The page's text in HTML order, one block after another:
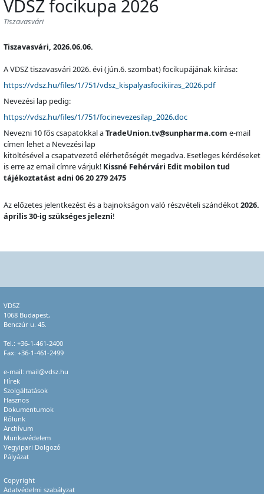
VDSZ focikupa 2026
Tiszavasvári
Tiszavasvári, 2026.06.06.
A VDSZ tiszavasvári 2026. évi (jún.6. szombat) focikupájának kiírása:
https://vdsz.hu/files/1/751/vdsz_kispalyasfocikiiras_2026.pdf
Nevezési lap pedig:
https://vdsz.hu/files/1/751/focinevezesilap_2026.doc
Nevezni 10 fős csapatokkal aTradeUnion.tv@sunpharma.com e-mail
címen lehet a Nevezési lap
kitöltésével a csapatvezető elérhetőségét megadva. Esetleges kérdéseket
is erre az email címre várjuk! Kissné Fehérvári Edit mobilon tud
tájékoztatást adni 06 20 279 2475
Az előzetes jelentkezést és a bajnokságon való részvételi szándékot2026.
április 30-ig szükséges jelezni!
VDSZ
1068 Budapest,
Benczúr u. 45.
Tel.: +36-1-461-2400
Fax: +36-1-461-2499
e-mail: mail@vdsz.hu
Hírek
Szolgáltatások
Hasznos
Dokumentumok
Rólunk
Archívum
Munkavédelem
Vegyipari Dolgozó
Pályázat
Copyright
Adatvédelmi szabályzat